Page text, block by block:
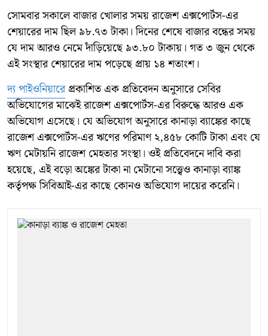
সোমবার সকালে বাজার খোলার সময় রাজেশ এক্সপোর্টস-এর
শেয়ারের দাম ছিল ৯৮.৭৩ টাকা। দিনের শেষে বাজার বন্ধের সময়
যে দাম আরও নেমে দাঁড়িয়েছে ৯৩.৮০ টাকায়। গত ৩ জুন থেকে
এই সংস্থার শেয়ারের দাম পড়েছে প্রায় ১৪ শতাংশ।
দ্য পাইওনিয়ারেপ্রকাশিত এক প্রতিবেদন অনুসারে সেবির
অভিযোগের মাঝেই রাজেশ এক্সপোর্টস-এর বিরুদ্ধে আরও এক
অভিযোগ এসেছে। যে অভিযোগ অনুসারে কানাড়া ব্যাঙ্কের কাছে
রাজেশ এক্সপোর্টস-এর ঋণের পরিমাণ ২,৪৫৮ কোটি টাকা এবং যে
ঋণ মেটায়নি রাজেশ মেহতার সংস্থা। ওই প্রতিবেদনে দাবি করা
হয়েছে, এই বড়ো অঙ্কের টাকা না মেটানো সত্ত্বেও কানাড়া ব্যাঙ্ক
কর্তৃপক্ষ সিবিআই-এর কাছে কোনও অভিযোগ দায়ের করেনি।